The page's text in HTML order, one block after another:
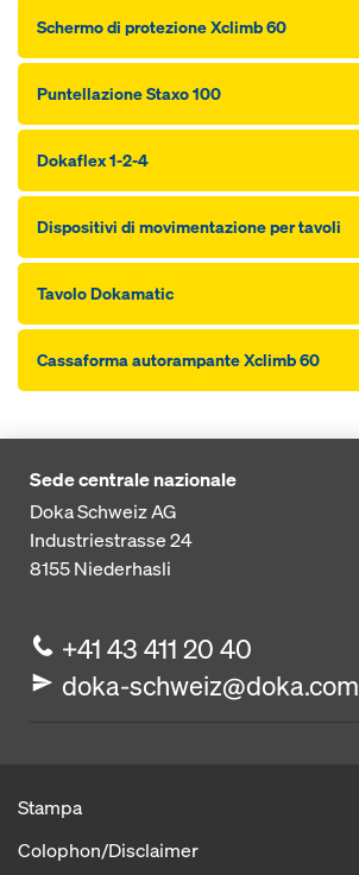
Schermo di protezione Xclimb 60
Puntellazione Staxo 100
Dokaflex 1-2-4
Dispositivi di movimentazione per tavoli
Tavolo Dokamatic
Cassaforma autorampante Xclimb 60
Sede centrale nazionale
Doka Schweiz AG
Industriestrasse 24
8155Niederhasli
+41 43 411 20 40
doka-schweiz@doka.com
Stampa
Colophon/Disclaimer